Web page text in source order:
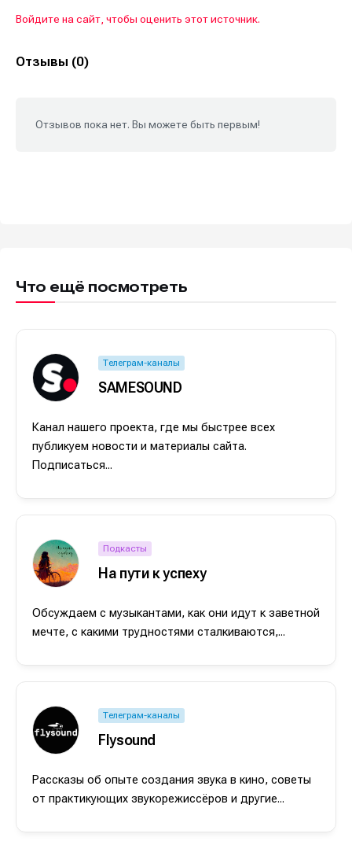
Войдите на сайт, чтобы оценить этот источник.
Отзывы (0)
Отзывов пока нет. Вы можете быть первым!
Что ещё посмотреть
Телеграм-каналы
SAMESOUND
Канал нашего проекта, где мы быстрее всех
публикуем новости и материалы сайта.
Подписаться...
Подкасты
На пути к успеху
Обсуждаем с музыкантами, как они идут к заветной
мечте, с какими трудностями сталкиваются,...
Телеграм-каналы
Flysound
Рассказы об опыте создания звука в кино, советы
от практикующих звукорежиссёров и другие...